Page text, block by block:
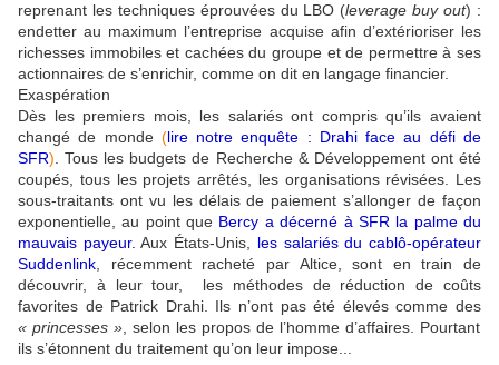
reprenant les techniques éprouvées du LBO (leverage buy out) :
endetter au maximum l’entreprise acquise afin d’extérioriser les
richesses immobiles et cachées du groupe et de permettre à ses
actionnaires de s’enrichir, comme on dit en langage financier.
Exaspération
Dès les premiers mois, les salariés ont compris qu’ils avaient
changé de monde (lire notre enquête : Drahi face au défi de
SFR). Tous les budgets de Recherche & Développement ont été
coupés, tous les projets arrêtés, les organisations révisées. Les
sous-traitants ont vu les délais de paiement s’allonger de façon
exponentielle, au point que Bercy a décerné à SFR la palme du
mauvais payeur. Aux États-Unis, les salariés du cablô-opérateur
Suddenlink, récemment racheté par Altice, sont en train de
découvrir, à leur tour, les méthodes de réduction de coûts
favorites de Patrick Drahi. Ils n’ont pas été élevés comme des
« princesses », selon les propos de l’homme d’affaires. Pourtant
ils s’étonnent du traitement qu’on leur impose...